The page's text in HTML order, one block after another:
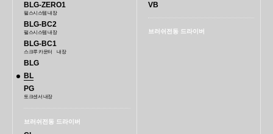
BLG-ZERO1
펄스시스템 내장
BLG-BC2
펄스시스템 내장
BLG-BC1
스크루 카운터 내장
BLG
BL
PG
토크센서 내장
브러쉬전동 드라이버
VB
브러쉬전동 드라이버